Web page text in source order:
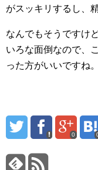
がスッキリするし、
なんでもそうですけ
いろな面倒なので、
った方がいいですね。
0